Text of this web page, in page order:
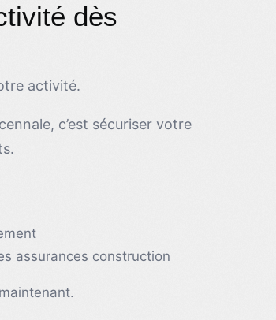
dès
activité.
c’est sécuriser votre
assurances construction